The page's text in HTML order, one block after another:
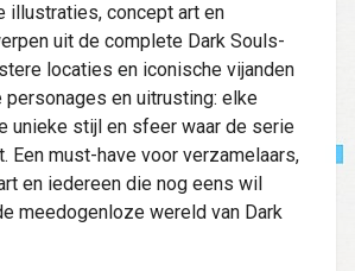
illustraties, concept art en
uit de complete Dark Souls-
locaties en iconische vijanden
en uitrusting: elke
unieke stijl en sfeer waar de serie
Een must-have voor verzamelaars,
en iedereen die nog eens wil
meedogenloze wereld van Dark